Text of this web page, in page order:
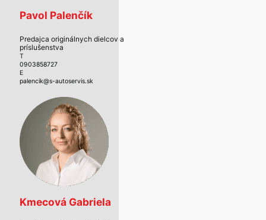
Pavol Palenčík
Predajca originálnych dielcov a
príslušenstva
T
0903858727
E
palencik@s-autoservis.sk
Kmecová Gabriela